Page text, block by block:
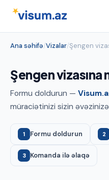
Ana səhifə/Vizalar/Şengen
Şengen
Formu doldurun —
müraciətinizi sizin
1 Formu doldurun 2
3 Komanda ilə əlaqə